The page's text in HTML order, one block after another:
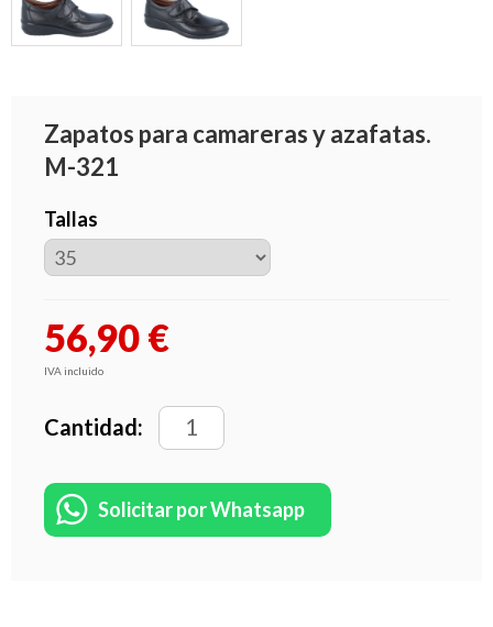
Zapatos para camareras y azafatas.
M-321
Tallas
56,90€
IVA incluido
Cantidad:
Solicitar por Whatsapp